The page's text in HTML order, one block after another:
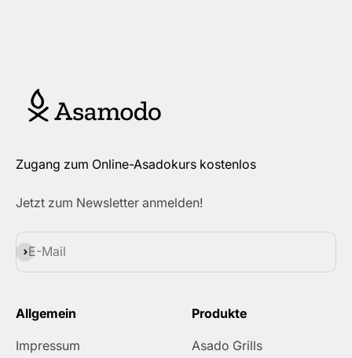
Zugang zum Online-Asadokurs kostenlos
Jetzt zum Newsletter anmelden!
E-Mail
Abonnieren
Allgemein
Impressum
Produkte
Asado Grills